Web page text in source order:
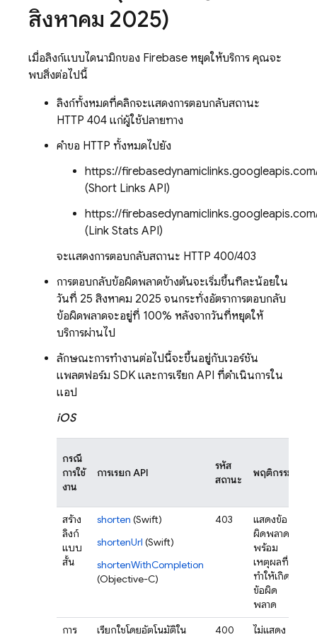
สิงหาคม 2025)
เมื่อลิงก์แบบไดนามิกของ Firebase หยุดให้บริการ คุณจะ
พบสิ่งต่อไปนี้
ลิงก์ทั้งหมดที่คลิกจะแสดงการตอบกลับสถานะ
HTTP 404 แก่ผู้ใช้ปลายทาง
คำขอ HTTP ทั้งหมดไปยัง
https://
(Short Links API)
https://
(Link Stats API)
จะแสดงการตอบกลับสถานะ HTTP 400/403
การตอบกลับข้อผิดพลาดข้างต้นจะเริ่มขึ้นทีละน้อยใน
วันที่ 25 สิงหาคม 2025 จนกระทั่งอัตราการตอบกลับ
ข้อผิดพลาดจะอยู่ที่ 100% หลังจากวันที่หยุดให้
บริการผ่านไป
ลักษณะการทำงานต่อไปนี้จะขึ้นอยู่กับเวอร์ชัน
แพลตฟอร์ม SDK และการเรียก API ที่ดำเนินการใน
แอป
iOS
กรณี
การใช้
งาน
การเรียก API
รหัส
สถานะ
พฤติกรรม
สร้าง
ลิงก์
แบบ
สั้น
shorten (Swift)
shortenUrl (Swift)
shortenWithCompletion
(Objective-C)
403
แสดงข้อ
ผิดพลาด
พร้อม
เหตุผลที่
ทำให้เกิด
ข้อผิด
พลาด
การ
เรียกใช้โดยอัตโนมัติใน
400
ไม่แสดง